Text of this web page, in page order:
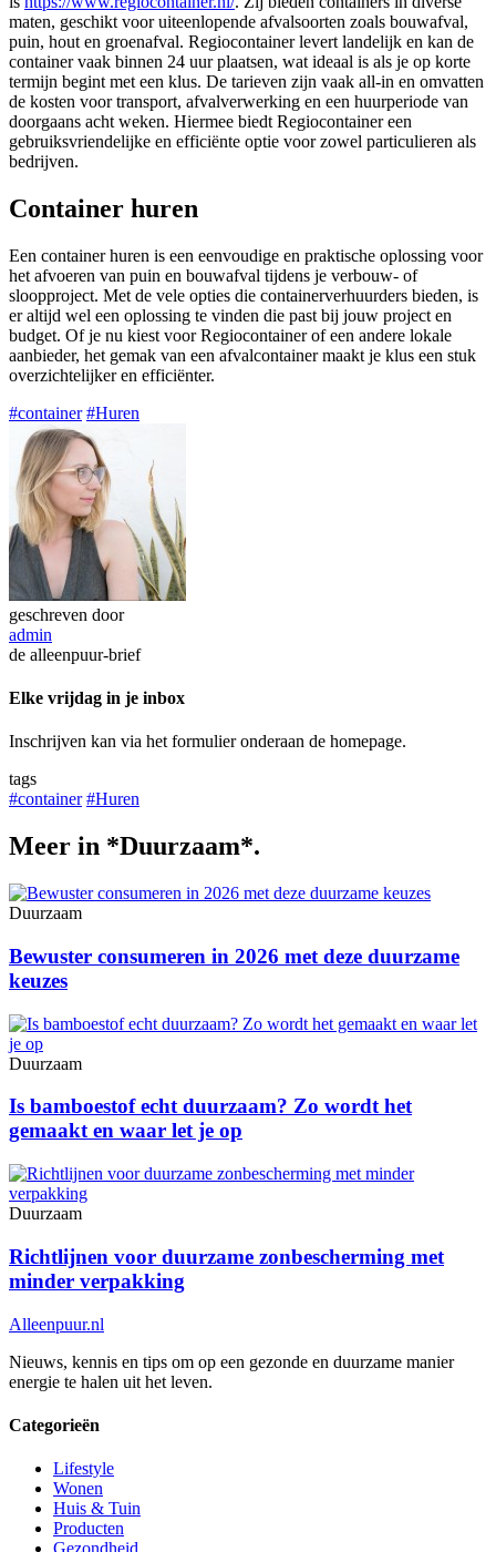
maten, geschikt voor uiteenlopende afvalsoorten zoals bouwafval,
puin, hout en groenafval. Regiocontainer levert landelijk en kan de
container vaak binnen 24 uur plaatsen, wat ideaal is als je op korte
termijn begint met een klus. De tarieven zijn vaak all-in en omvatten
de kosten voor transport, afvalverwerking en een huurperiode van
doorgaans acht weken. Hiermee biedt Regiocontainer een
gebruiksvriendelijke en efficiënte optie voor zowel particulieren als
bedrijven.
Container huren
Een container huren is een eenvoudige en praktische oplossing voor
het afvoeren van puin en bouwafval tijdens je verbouw- of
sloopproject. Met de vele opties die containerverhuurders bieden, is
er altijd wel een oplossing te vinden die past bij jouw project en
budget. Of je nu kiest voor Regiocontainer of een andere lokale
aanbieder, het gemak van een afvalcontainer maakt je klus een stuk
overzichtelijker en efficiënter.
#container #Huren
geschreven door
admin
de alleenpuur-brief
Elke vrijdag in je inbox
Inschrijven kan via het formulier onderaan de homepage.
tags
#container #Huren
Meer in *Duurzaam*.
Duurzaam
Bewuster consumeren in 2026 met deze duurzame
keuzes
Duurzaam
Is bamboestof echt duurzaam? Zo wordt het
gemaakt en waar let je op
Duurzaam
Richtlijnen voor duurzame zonbescherming met
minder verpakking
Alleenpuur.nl
Nieuws, kennis en tips om op een gezonde en duurzame manier
energie te halen uit het leven.
Categorieën
Lifestyle
Wonen
Huis & Tuin
Producten
Gezondheid